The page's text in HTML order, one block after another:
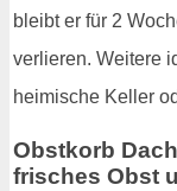
bleibt er für 2
verlieren. Weitere
heimische Keller
Obstkorb
frisches Obst